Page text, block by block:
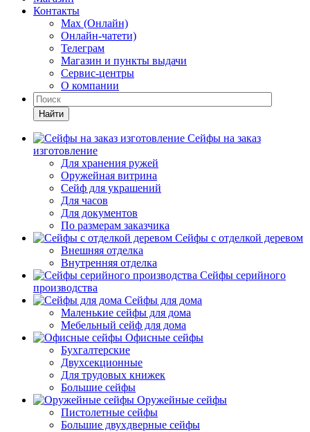
Контакты
Max (Онлайн)
Онлайн-чатети)
Телеграм
Магазин и пункты выдачи
Сервис-центры
О компании
Найти
Сейфы на заказ
изготовление
Для хранения ружей
Оружейная витрина
Сейф для украшений
Для часов
Для документов
По размерам заказчика
Сейфы с отделкой деревом
Внешняя отделка
Внутренняя отделка
Сейфы серийного
производства
Сейфы для дома
Маленькие сейфы для дома
Мебельный сейф для дома
Офисные сейфы
Бухгалтерские
Двухсекционные
Для трудовых книжек
Большие сейфы
Оружейные сейфы
Пистолетные сейфы
Большие двухдверные сейфы